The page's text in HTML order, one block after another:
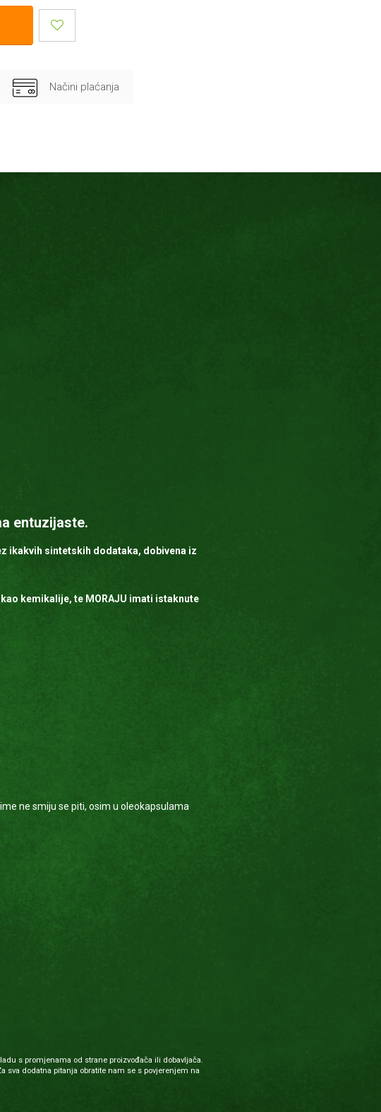
Načini plaćanja
entuzijaste.
ikakvih sintetskih dodataka, dobivena iz
kemikalije, te MORAJU imati istaknute
ne smiju se piti, osim u oleokapsulama
s promjenama od strane proizvođača ili dobavljača.
dodatna pitanja obratite nam se s povjerenjem na